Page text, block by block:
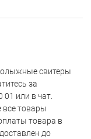
свитеры
за
01 или в чат.
все товары
товара в
до